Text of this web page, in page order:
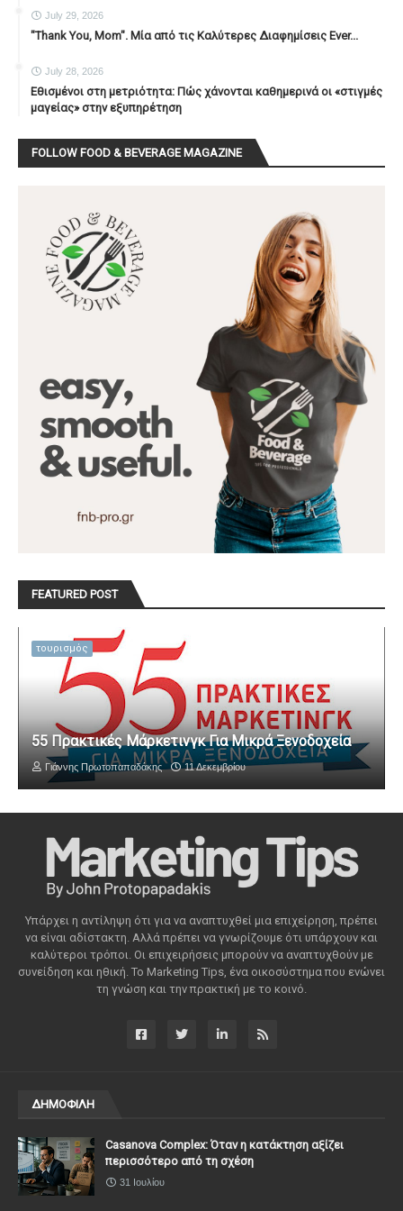
July 29, 2026
"Thank You, Mοm". Μία από τις Καλύτερες Διαφημίσεις Ever...
July 28, 2026
Εθισμένοι στη μετριότητα: Πώς χάνονται καθημερινά οι «στιγμές
μαγείας» στην εξυπηρέτηση
FOLLOW FOOD & BEVERAGE MAGAZINE
FEATURED POST
τουρισμός
55 Πρακτικές Μάρκετινγκ Για Μικρά Ξενοδοχεία
Γιάννης Πρωτοπαπαδάκης 11 Δεκεμβρίου
Υπάρχει η αντίληψη ότι για να αναπτυχθεί μια επιχείρηση, πρέπει
να είναι αδίστακτη. Αλλά πρέπει να γνωρίζουμε ότι υπάρχουν και
καλύτεροι τρόποι. Οι επιχειρήσεις μπορούν να αναπτυχθούν με
συνείδηση ​​και ηθική. Το Marketing Tips, ένα οικοσύστημα που ενώνει
τη γνώση και την πρακτική με το κοινό.
ΔΗΜΟΦΙΛΗ
Casanova Complex: Όταν η κατάκτηση αξίζει
περισσότερο από τη σχέση
31 Ιουλίου